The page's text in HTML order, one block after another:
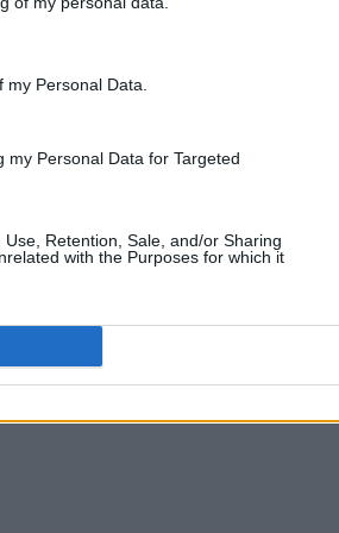
Personal Data.
Personal Data for Targeted
Retention, Sale, and/or Sharing
with the Purposes for which it
χρησιμοποιείτε nickname για τη διευκόλυνση του
των σχολιαστών, οι οποίοι και είναι αποκλειστικά